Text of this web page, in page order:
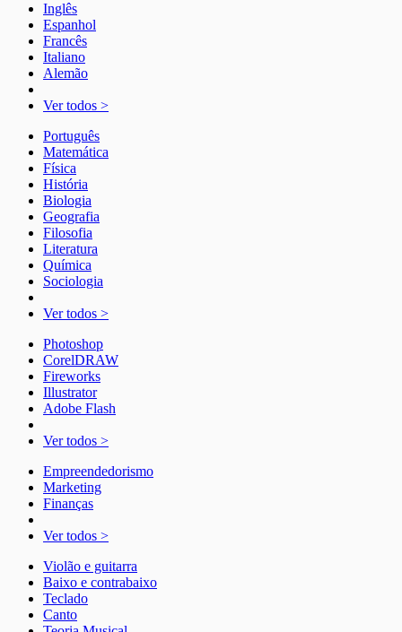
Inglês
Espanhol
Francês
Italiano
Alemão
Ver todos >
Português
Matemática
Física
História
Biologia
Geografia
Filosofia
Literatura
Química
Sociologia
Ver todos >
Photoshop
CorelDRAW
Fireworks
Illustrator
Adobe Flash
Ver todos >
Empreendedorismo
Marketing
Finanças
Ver todos >
Violão e guitarra
Baixo e contrabaixo
Teclado
Canto